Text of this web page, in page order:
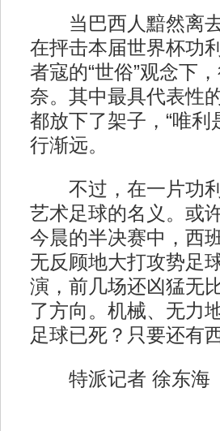
当巴西人黯然离去
在抨击本届世界杯功
者寇的“世俗”观念下
奈。其中最具代表性
都放下了架子，“唯利
行渐远。
不过，在一片功利
艺术足球的名义。或
今晨的半决赛中，西
无反顾地大打攻势足
演，前几场还凶猛无
了方向。机械、无力
足球已死？只要还有
特派记者 徐东海（